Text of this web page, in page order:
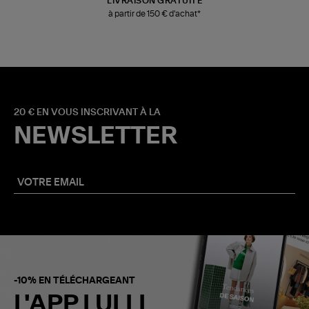
à partir de 150 € d'achat*
20 € EN VOUS INSCRIVANT À LA
NEWSLETTER
-10% EN TÉLÉCHARGEANT